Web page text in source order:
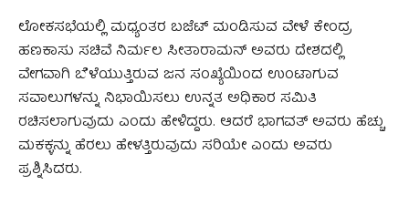
ಲೋಕಸಭೆಯಲ್ಲಿ ಮಧ್ಯಂತರ ಬಜೆಟ್ ಮಂಡಿಸುವ ವೇಳೆ ಕೇಂದ್ರ
ಹಣಕಾಸು ಸಚಿವೆ ನಿರ್ಮಲ ಸೀತಾರಾಮನ್ ಅವರು ದೇಶದಲ್ಲಿ
ವೇಗವಾಗಿ ಬೆಳೆಯುತ್ತಿರುವ ಜನ ಸಂಖ್ಯೆಯಿಂದ ಉಂಟಾಗುವ
ಸವಾಲುಗಳನ್ನು ನಿಭಾಯಿಸಲು ಉನ್ನತ ಅಧಿಕಾರ ಸಮಿತಿ
ರಚಿಸಲಾಗುವುದು ಎಂದು ಹೇಳಿದ್ದರು. ಆದರೆ ಭಾಗವತ್ ಅವರು ಹೆಚ್ಚು
ಮಕಕ್ಳನ್ನು ಹೆರಲು ಹೇಳತ್ತಿರುವುದು ಸರಿಯೇ ಎಂದು ಅವರು
ಪ್ರಶ್ನಿಸಿದರು.